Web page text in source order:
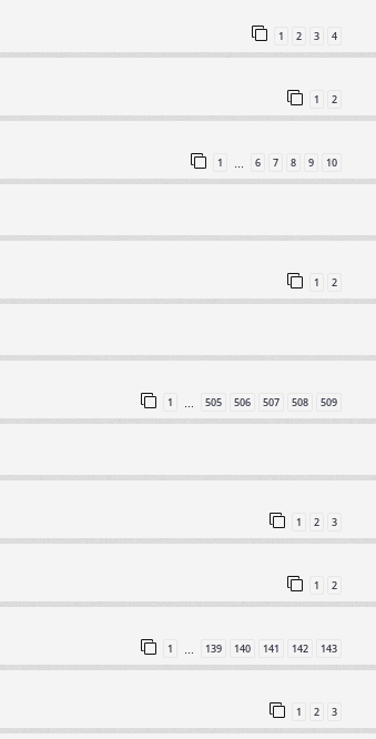
1 2 3 4
1 2
1 6 7 8 9 10
1 2
1 505 506 507 508 509
1 2 3
1 2
1 … 139 140 141 142 143
1 2 3